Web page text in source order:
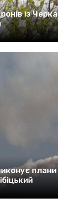
із